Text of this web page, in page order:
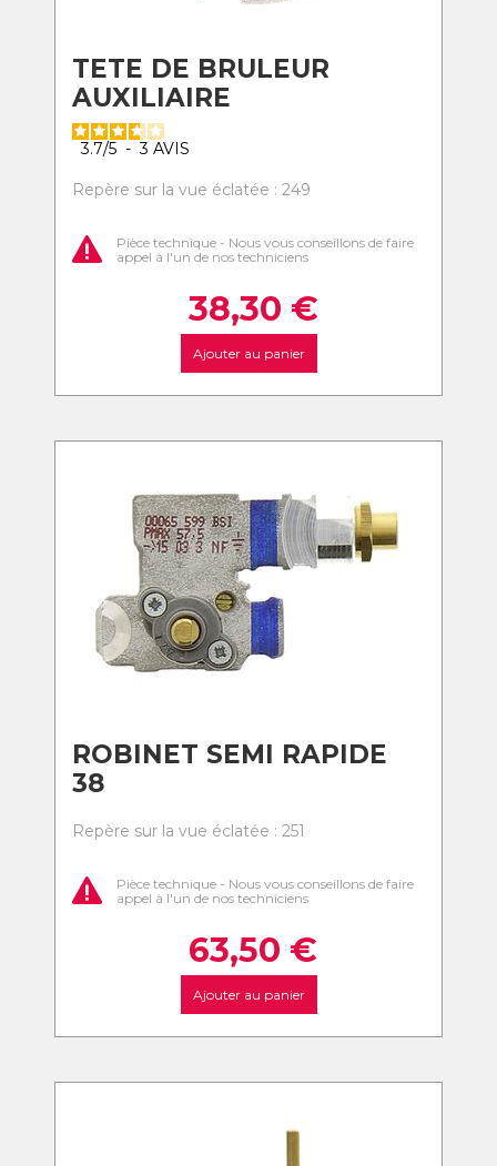
TETE DE BRULEUR
AUXILIAIRE
3.7/5 - 3 AVIS
Repère sur la vue éclatée : 249
Pièce technique - Nous vous conseillons de faire
appel à l'un de nos techniciens
38,30 €
Ajouter au panier
ROBINET SEMI RAPIDE
38
Repère sur la vue éclatée : 251
Pièce technique - Nous vous conseillons de faire
appel à l'un de nos techniciens
63,50 €
Ajouter au panier